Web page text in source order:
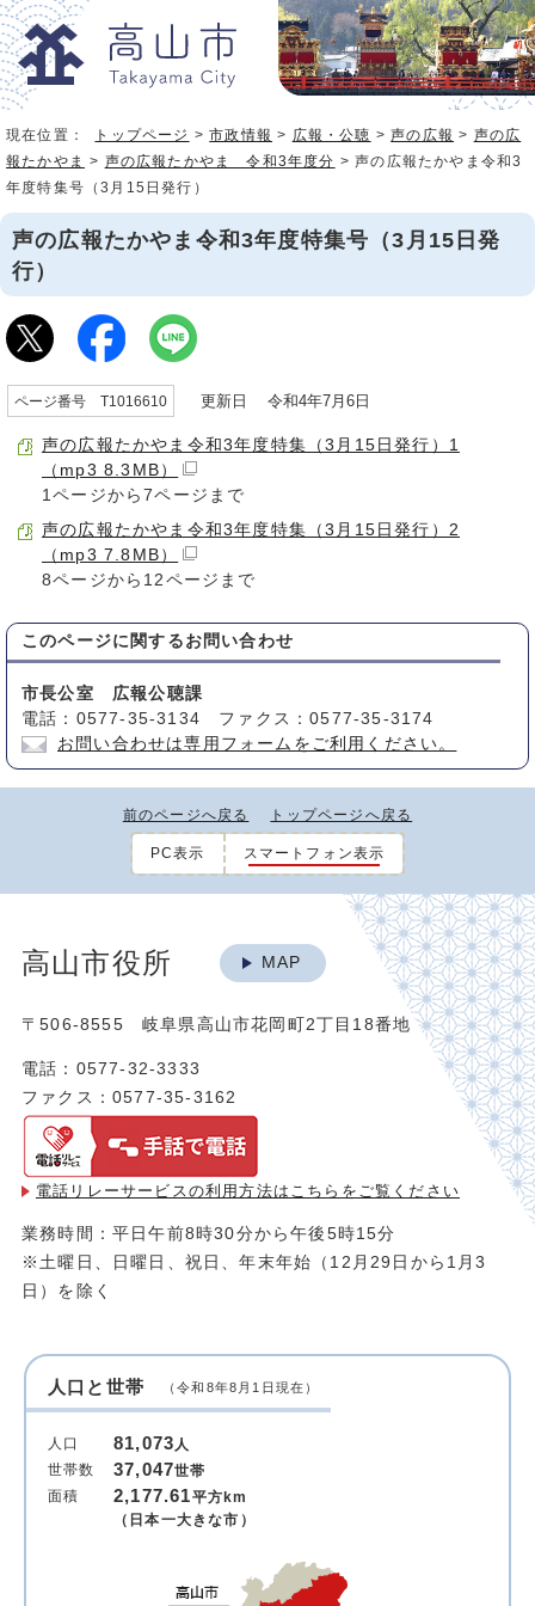
現在位置： トップページ >市政情報 > 広報・公聴 >声の広報 > 声の広
報たかやま > 声の広報たかやま 令和3年度分 > 声の広報たかやま令和3
年度特集号（3月15日発行）
声の広報たかやま令和3年度特集号（3月15日発
行）
ページ番号 T1016610 更新日 令和4年7月6日
声の広報たかやま令和3年度特集（3月15日発行）1
（mp3 8.3MB）
1ページから7ページまで
声の広報たかやま令和3年度特集（3月15日発行）2
（mp3 7.8MB）
8ページから12ページまで
このページに関する お問い合わせ
市長公室 広報公聴課
電話：0577-35-3134 ファクス：0577-35-3174
お問い合わせは専用フォームをご利用ください。
前のページへ戻る トップページへ戻る
PC表示 スマートフォン表示
高山市役所 MAP
〒506-8555 岐阜県高山市花岡町2丁目18番地
電話：0577-32-3333
ファクス：0577-35-3162
電話リレーサービスの利用方法は こちらをご覧ください
業務時間：平日午前8時30分から午後5時15分
※土曜日、日曜日、祝日、年末年始（12月29日から1月3
日）を除く
人口と世帯 （令和8年8月1日現在）
人口 81,073人
世帯数
37,047世帯
面積
2,177.61平方km
（日本一大きな市）